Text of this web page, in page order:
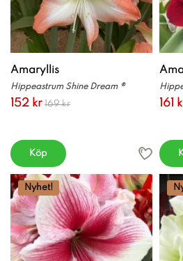
Amaryllis
Hippeastrum Shine Dream ®
152 kr 169 kr
Köp
161
Nyhet!